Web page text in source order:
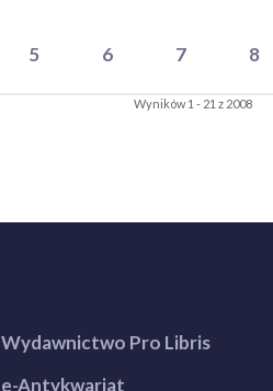
5 6 7 8
Wyników 1 - 21 z 2008
Wydawnictwo Pro Libris
e-Antykwariat